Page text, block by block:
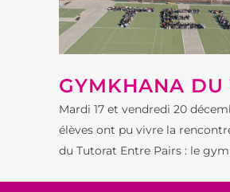
GYMKHANA DU
Mardi 17 et vendredi 20
élèves ont pu vivre la
du Tutorat Entre Pairs : le